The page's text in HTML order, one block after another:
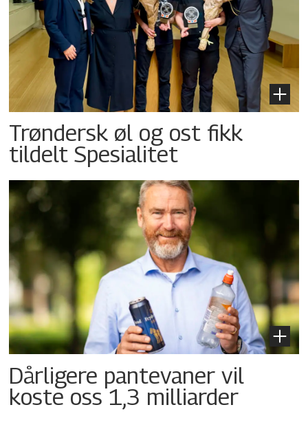
Trøndersk øl og ost fikk
tildelt Spesialitet
Dårligere pantevaner vil
koste oss 1,3 milliarder